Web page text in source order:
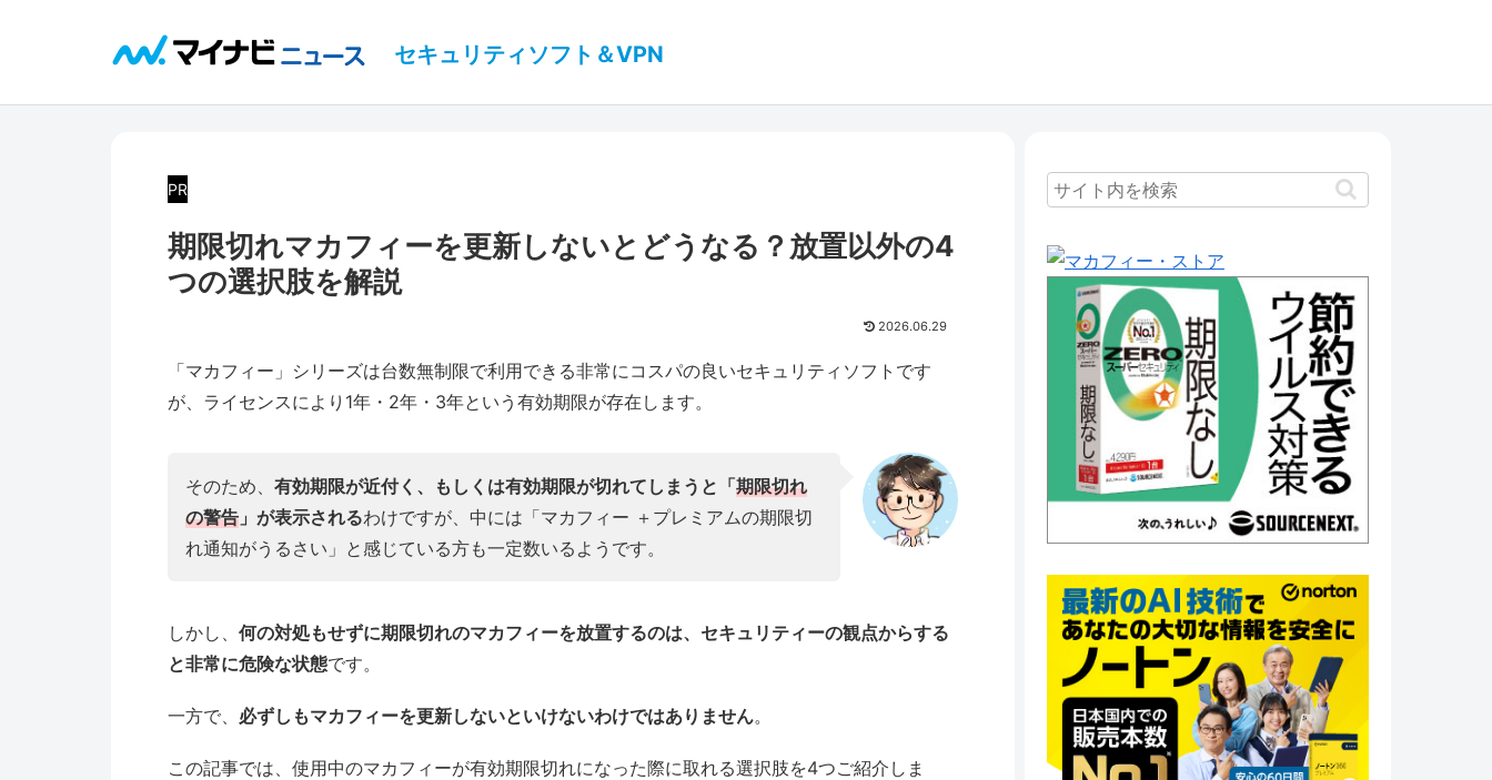
セキュリティソフト＆VPN
PR
期限切れマカフィーを更新しないとどうなる？放置以外の4
つの選択肢を解説
2026.06.29
「マカフィー」シリーズは台数無制限で利用できる非常にコスパの良いセキュリティソフトです
が、ライセンスにより1年・2年・3年という有効期限が存在します。
そのため、有効期限が近付く、もしくは有効期限が切れてしまうと「期限切れ
の警告 」が表示されるわけですが、中には「マカフィー ＋プレミアムの期限切
れ通知がうるさい」と感じている方も一定数いるようです。
しかし、何の対処もせずに期限切れのマカフィーを放置するのは、セキュリティーの観点からする
と非常に危険な状態です。
一方で、 必ずしもマカフィーを更新しないといけないわけではありません。
この記事では、使用中のマカフィーが有効期限切れになった際に取れる選択肢を4つご紹介しま